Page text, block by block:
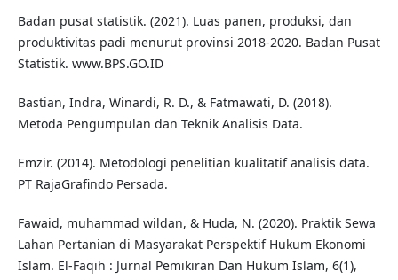
Badan pusat statistik. (2021). Luas panen, produksi, dan
produktivitas padi menurut provinsi 2018-2020. Badan Pusat
Statistik. www.BPS.GO.ID
Bastian, Indra, Winardi, R. D., & Fatmawati, D. (2018).
Metoda Pengumpulan dan Teknik Analisis Data.
Emzir. (2014). Metodologi penelitian kualitatif analisis data.
PT RajaGrafindo Persada.
Fawaid, muhammad wildan, & Huda, N. (2020). Praktik Sewa
Lahan Pertanian di Masyarakat Perspektif Hukum Ekonomi
Islam. El-Faqih : Jurnal Pemikiran Dan Hukum Islam, 6(1),